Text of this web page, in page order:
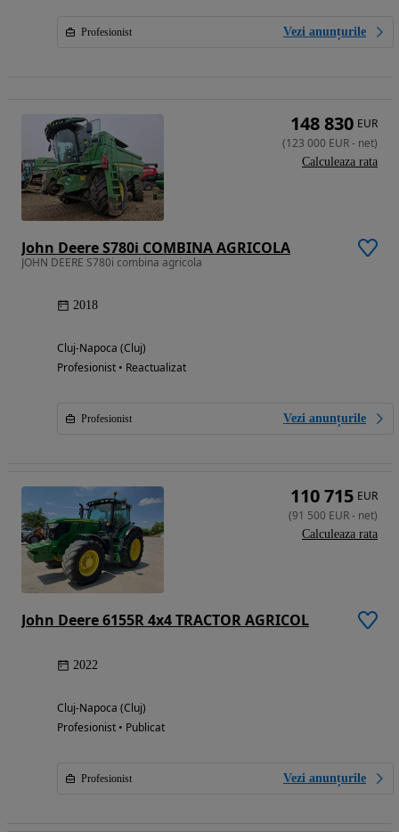
Profesionist Vezi anunțurile
John Deere S780i COMBINA AGRICOLA
JOHN DEERE S780i combina agricola
2018
Cluj-Napoca (Cluj)
Profesionist • Reactualizat
Profesionist Vezi anunțurile
148 830 EUR
(123 000 EUR- net)
Calculeaza rata
John Deere 6155R 4x4 TRACTOR AGRICOL
2022
Cluj-Napoca (Cluj)
Profesionist • Publicat
Profesionist Vezi anunțurile
110 715 EUR
(91 500 EUR- net)
Calculeaza rata